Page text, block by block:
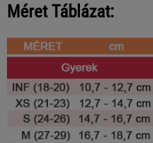
Méret Táblázat: